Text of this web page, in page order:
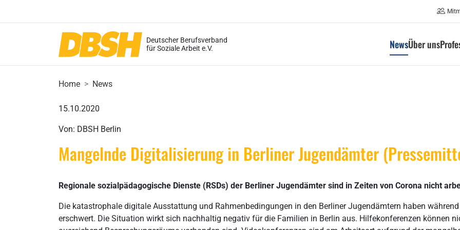
Deutscher Berufsverband
für Soziale Arbeit e.V.
NewsÜber uns
Home News
15.10.2020
Von: DBSH Berlin
Mangelnde Digitalisierung in Berliner Jugendämter
Regionale sozialpädagogische Dienste (RSDs) der Berliner Jugendämter sind in Zeiten von Corona nicht
Die katastrophale digitale Ausstattung und Rahmenbedingungen in den Berliner Jugendämtern haben
erschwert. Die Situation wirkt sich nachhaltig negativ für die Familien in Berlin aus. Hilfekonferenzen können